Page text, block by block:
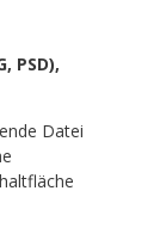
PSD),
Datei